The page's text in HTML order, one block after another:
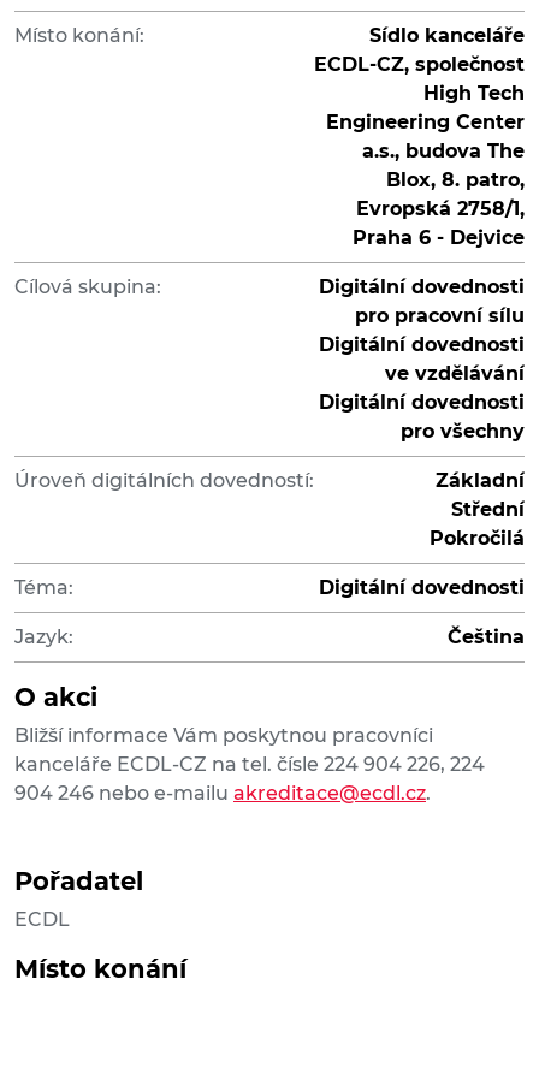
Místo konání:
Sídlo kanceláře
ECDL-CZ, společnost
High Tech
Engineering Center
a.s., budova The
Blox, 8. patro,
Evropská 2758/1,
Praha 6 - Dejvice
Cílová skupina:
Digitální dovednosti
pro pracovní sílu
Digitální dovednosti
ve vzdělávání
Digitální dovednosti
pro všechny
Úroveň digitálních dovedností:
Základní
Střední
Pokročilá
Téma: Digitální dovednosti
Jazyk: Čeština
O akci
Bližší informace Vám poskytnou pracovníci
kanceláře ECDL-CZ na tel. čísle 224 904 226, 224
904 246 nebo e-mailu akreditace@ecdl.cz.
Pořadatel
ECDL
Místo konání